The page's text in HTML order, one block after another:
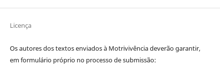
Licença
Os autores dos textos enviados à Motrivivência deverão garantir,
em formulário próprio no processo de submissão: